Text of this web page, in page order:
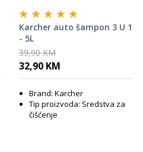
Karcher auto šampon 3 U 1
- 5L
39,90 KM
32,90 KM
Brand: Karcher
Tip proizvoda: Sredstva za
čišćenje